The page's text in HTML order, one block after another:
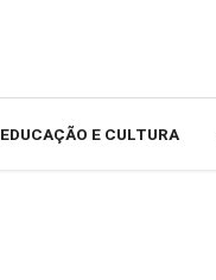
EDUCAÇÃO E CULTURA